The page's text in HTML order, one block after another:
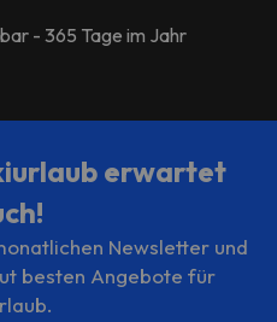
- 365 Tage im Jahr
erwartet
Newsletter und
besten Angebote für